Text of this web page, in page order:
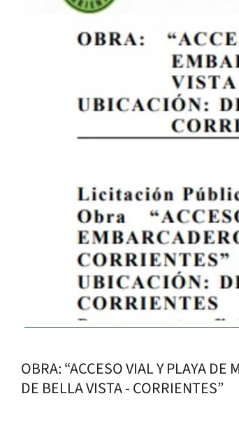
OBRA: “ACCESO VIAL Y PLAYA
DE BELLA VISTA - CORRIENTES”